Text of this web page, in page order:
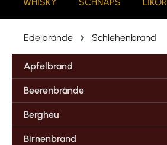
Edelbrände Schlehenbrand
Apfelbrand
Beerenbrände
Bergheu
Birnenbrand